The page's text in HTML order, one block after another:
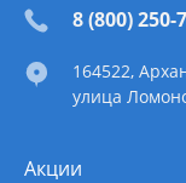
8 (800) 250-
164522,
улица
Акции